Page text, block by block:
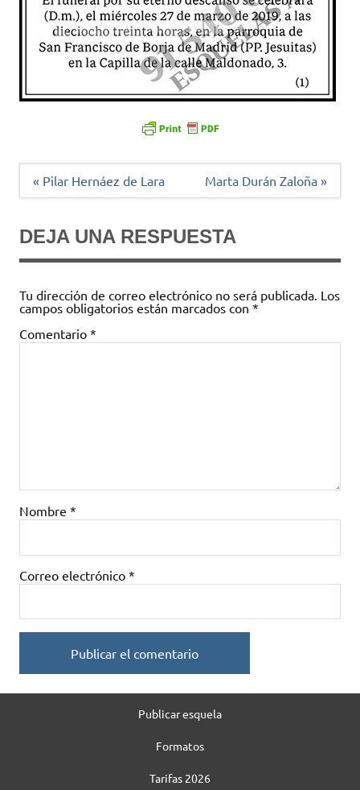
Navegación
« Pilar Hernáez de Lara Marta Durán Zaloña »
DEJA UNA RESPUESTA
Tu dirección de correo electrónico no será publicada. Los
campos obligatorios están marcados con *
Comentario *
Nombre *
Correo electrónico *
Publicar esquela
Formatos
Tarifas 2026